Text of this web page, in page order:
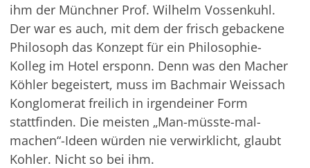
ihm der Münchner Prof. Wilhelm Vossenkuhl.
Der war es auch, mit dem der frisch gebackene
Philosoph das Konzept für ein Philosophie-
Kolleg im Hotel ersponn. Denn was den Macher
Köhler begeistert, muss im Bachmair Weissach
Konglomerat freilich in irgendeiner Form
stattfinden. Die meisten „Man-müsste-mal-
machen“-Ideen würden nie verwirklicht, glaubt
Kohler. Nicht so bei ihm.